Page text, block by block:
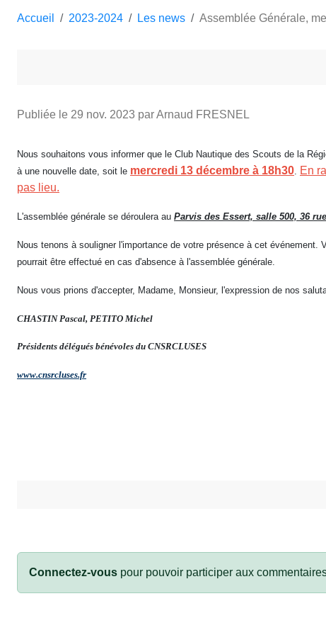
Accueil 2023-2024 Les news Assemblée Générale,
Publiée le 29 nov. 2023 par Arnaud FRESNEL
Nous souhaitons vous informer que le Club Nautique des Scouts de la
à une nouvelle date, soit le mercredi 13 décembre à 18h30 En
pas lieu.
L'assemblée générale se déroulera au Parvis des Essert, salle 500, 36
Nous tenons à souligner l'importance de votre présence à cet événement.
pourrait être effectué en cas d'absence à l'assemblée générale.
Nous vous prions d'accepter, Madame, Monsieur, l'expression de nos
CHASTIN Pascal, PETITO Michel
Présidents délégués bénévoles du CNSRCLUSES
www.cnsrcluses.fr
Connectez-vous pour pouvoir participer aux